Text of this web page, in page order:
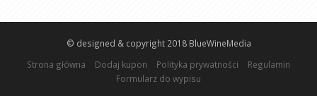
© designed & copyright 2018 BlueWineMedia
Strona główna
Dodaj kupon Polityka prywatności
Regulamin
Formularz do wypisu